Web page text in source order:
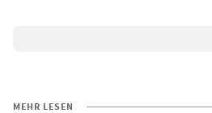
MEHR LESEN